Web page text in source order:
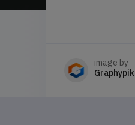
image by
Graphypik